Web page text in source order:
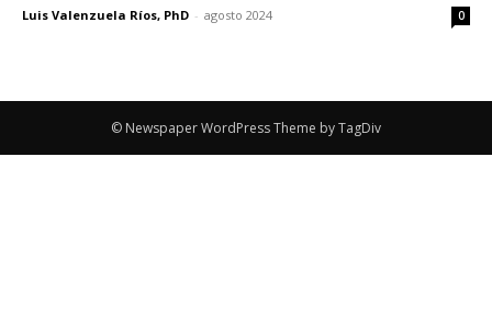
Luis Valenzuela Ríos, PhD - agosto 2024 0
© Newspaper WordPress Theme by TagDiv